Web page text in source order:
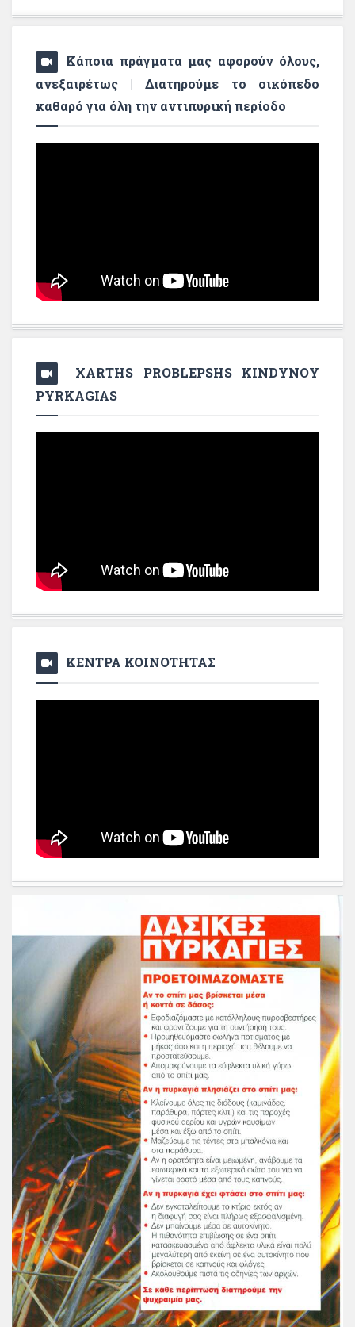
Κάποια πράγματα μας αφορούν όλους,
ανεξαιρέτως | Διατηρούμε το οικόπεδο
καθαρό για όλη την αντιπυρική περίοδο
XARTHS PROBLEPSHS KINDYNOY
PYRKAGIAS
ΚΕΝΤΡΑ ΚΟΙΝΟΤΗΤΑΣ